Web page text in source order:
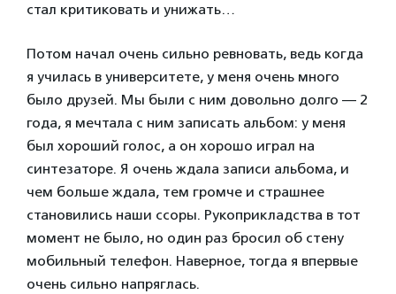
стал критиковать и унижать…
Потом начал очень сильно ревновать, ведь когда
я училась в университете, у меня очень много
было друзей. Мы были с ним довольно долго — 2
года, я мечтала с ним записать альбом: у меня
был хороший голос, а он хорошо играл на
синтезаторе. Я очень ждала записи альбома, и
чем больше ждала, тем громче и страшнее
становились наши ссоры. Рукоприкладства в тот
момент не было, но один раз бросил об стену
мобильный телефон. Наверное, тогда я впервые
очень сильно напряглась.